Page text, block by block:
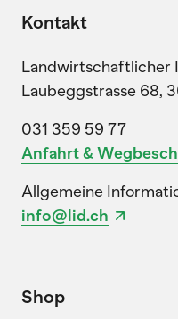
Kontakt
Landwirtschaftlicher
Laubeggstrasse 68,
031 359 59 77
Anfahrt &
Allgemeine
info@lid.ch
Shop